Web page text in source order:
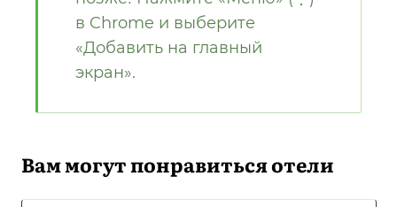
в Chrome и выберите
«Добавить на главный
экран».
Вам могут понравиться отели